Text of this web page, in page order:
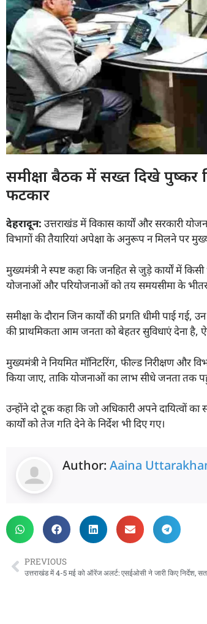
समीक्षा बैठक में सख्त दिखे पुष्कर
फटकार
देहरादून: उत्तराखंड में विकास कार्यों और सरकारी
विभागों की तैयारियां अपेक्षा के अनुरूप न मिलने पर
मुख्यमंत्री ने स्पष्ट कहा कि जनहित से जुड़े कार्यों में किसी
योजनाओं और परियोजनाओं को तय समयसीमा के भीतर
समीक्षा के दौरान जिन कार्यों की प्रगति धीमी पाई
की प्राथमिकता आम जनता को बेहतर सुविधाएं देना है,
मुख्यमंत्री ने नियमित मॉनिटरिंग, फील्ड निरीक्षण और
किया जाए, ताकि योजनाओं का लाभ सीधे जनता तक
उन्होंने दो टूक कहा कि जो अधिकारी अपने दायित्वों
कार्यों को तेज गति देने के निर्देश भी दिए गए।
Author: Aaina
PREVIOUS
उत्तराखंड में 4-5 मई को ऑरेंज अलर्ट: एसईओसी ने जारी किए निर्देश,